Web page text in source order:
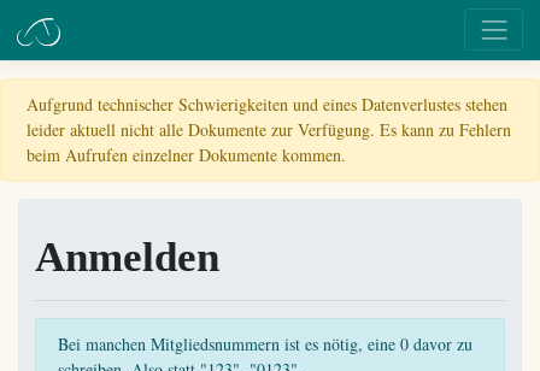
Aufgrund technischer Schwierigkeiten und eines Datenverlustes stehen
leider aktuell nicht alle Dokumente zur Verfügung. Es kann zu Fehlern
beim Aufrufen einzelner Dokumente kommen.
Anmelden
Bei manchen Mitgliedsnummern ist es nötig, eine 0 davor zu